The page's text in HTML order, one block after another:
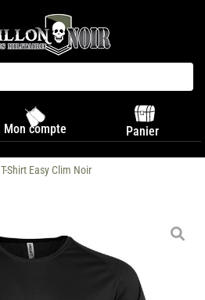
Mon compte Panier
T-Shirt Easy Clim Noir